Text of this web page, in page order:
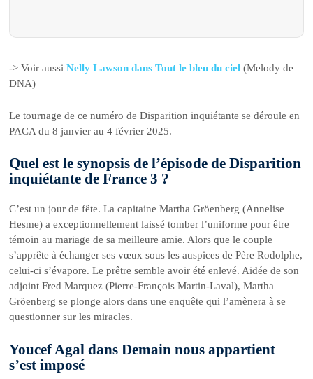
-> Voir aussiNelly Lawson dans Tout le bleu du ciel (Melody de
DNA)
Le tournage de ce numéro de Disparition inquiétante se déroule en
PACA du 8 janvier au 4 février 2025.
Quel est le synopsis de l’épisode de Disparition
inquiétante de France 3 ?
C’est un jour de fête. La capitaine Martha Gröenberg (Annelise
Hesme) a exceptionnellement laissé tomber l’uniforme pour être
témoin au mariage de sa meilleure amie. Alors que le couple
s’apprête à échanger ses vœux sous les auspices de Père Rodolphe,
celui-ci s’évapore. Le prêtre semble avoir été enlevé. Aidée de son
adjoint Fred Marquez (Pierre-François Martin-Laval), Martha
Gröenberg se plonge alors dans une enquête qui l’amènera à se
questionner sur les miracles.
Youcef Agal dans Demain nous appartient
s’est imposé